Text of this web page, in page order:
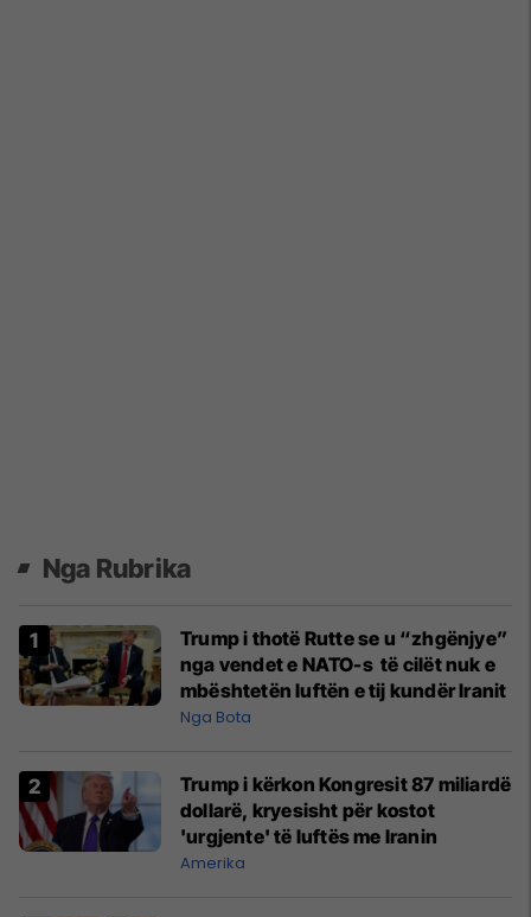
Nga Rubrika
Trump i thotë Rutte se u “zhgënjye”
nga vendet e NATO-s të cilët nuk e
mbështetën luftën e tij kundër Iranit
Nga Bota
Trump i kërkon Kongresit 87 miliardë
dollarë, kryesisht për kostot
'urgjente' të luftës me Iranin
Amerika